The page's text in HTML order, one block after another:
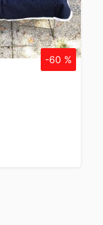
-60 %